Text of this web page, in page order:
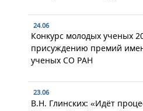
24.06
Конкурс молодых ученых
присуждению премий
ученых СО РАН
23.06
В.Н. Глинских: «Идёт